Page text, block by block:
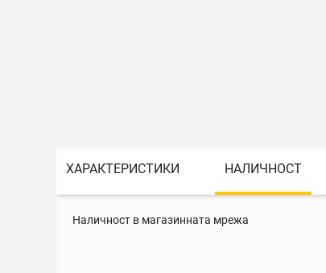
ХАРАКТЕРИСТИКИ НАЛИЧНОСТ
Наличност в магазинната мрежа